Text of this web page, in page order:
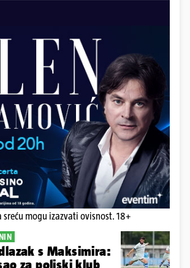
sreću mogu izazvati ovisnost. 18+
s Maksimira:
za poljski klub